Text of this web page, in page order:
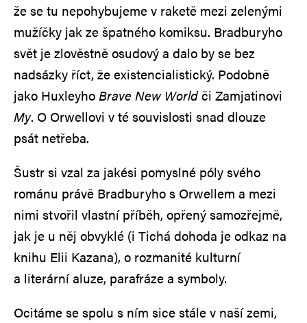
že se tu nepohybujeme v raketě mezi zelenými
mužíčky jak ze špatného komiksu. Bradburyho
svět je zlověstně osudový a dalo by se bez
nadsázky říct, že existencialistický. Podobně
jako HuxleyhoBrave New Worldči Zamjatinovi
My. O Orwellovi v té souvislosti snad dlouze
psát netřeba.
Šustr si vzal za jakési pomyslné póly svého
románu právě Bradburyho s Orwellem a mezi
nimi stvořil vlastní příběh, opřený samozřejmě,
jak je u něj obvyklé (i Tichá dohoda je odkaz na
knihu Elii Kazana), o rozmanité kulturní
a literární aluze, parafráze a symboly.
Ocitáme se spolu s ním sice stále v naší zemi,